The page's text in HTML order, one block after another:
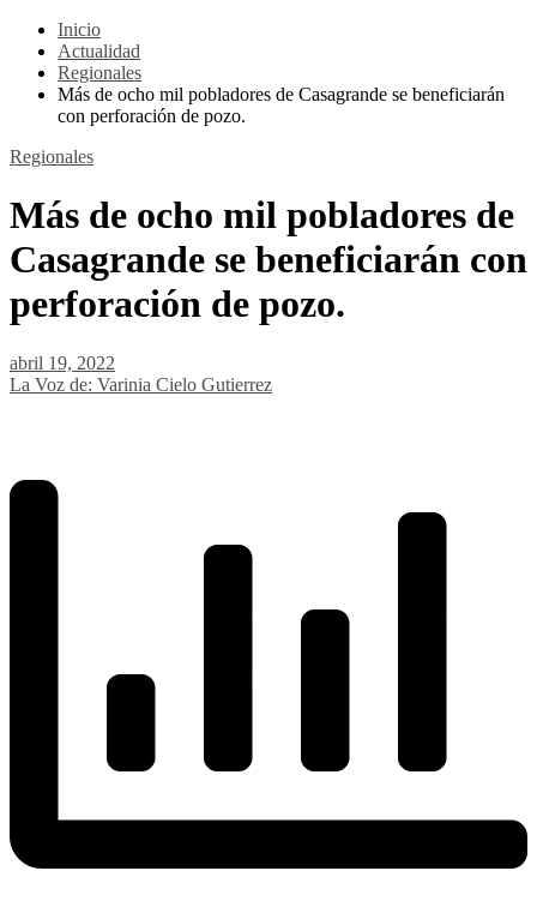
Inicio
Actualidad
Regionales
Más de ocho mil pobladores de Casagrande se beneficiarán
con perforación de pozo.
Regionales
Más de ocho mil pobladores de
Casagrande se beneficiarán con
perforación de pozo.
abril 19, 2022
La Voz de: Varinia Cielo Gutierrez